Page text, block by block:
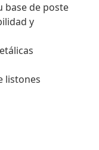
base de poste
y
listones